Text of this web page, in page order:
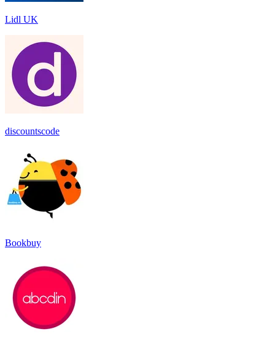
Lidl UK
discountscode
Bookbuy